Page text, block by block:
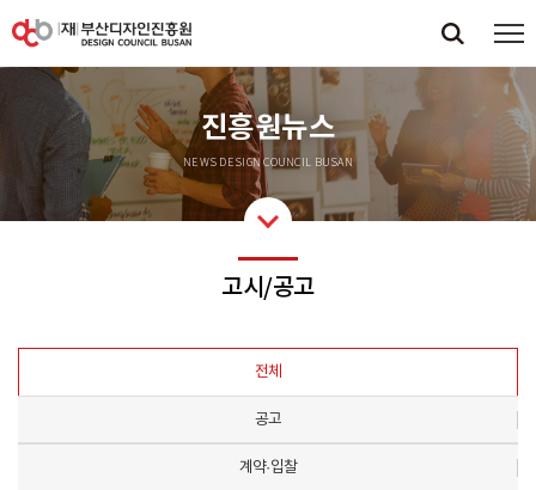
진흥원뉴스
NEWS DESIGN COUNCIL BUSAN
고시/공고
전체
공고
계약·입찰